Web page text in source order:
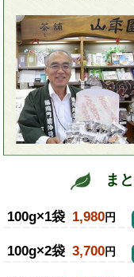
ま
100g×1袋 1,980円
100g×2袋 3,700円